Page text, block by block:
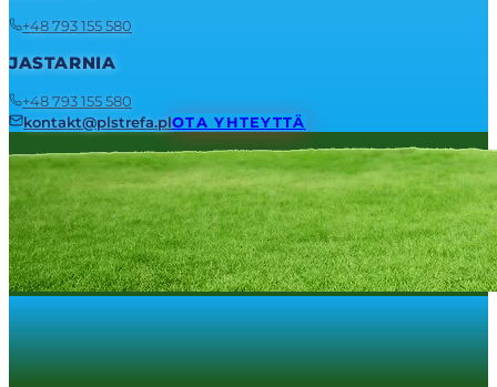
+48 793 155 580
JASTARNIA
+48 793 155 580
kontakt@plstrefa.plOTA YHTEYTTÄ